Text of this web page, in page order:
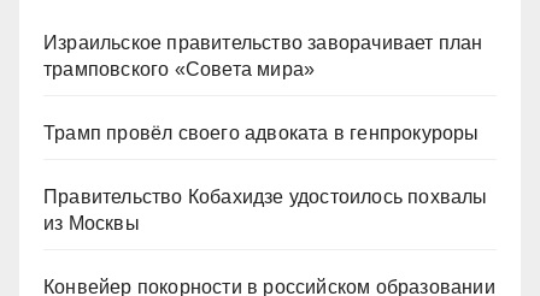
Израильское правительство заворачивает план
трамповского «Совета мира»
Трамп провёл своего адвоката в генпрокуроры
Правительство Кобахидзе удостоилось похвалы
из Москвы
Конвейер покорности в российском образовании